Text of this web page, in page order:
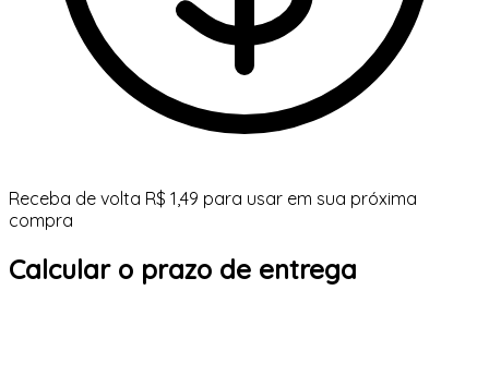
Receba de volta R$ 1,49 para usar em sua próxima
compra
Calcular o prazo de entrega